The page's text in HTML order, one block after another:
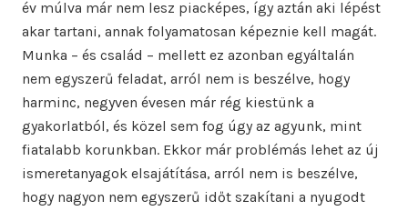
év múlva már nem lesz piacképes, így aztán aki lépést
akar tartani, annak folyamatosan képeznie kell magát.
Munka – és család – mellett ez azonban egyáltalán
nem egyszerű feladat, arról nem is beszélve, hogy
harminc, negyven évesen már rég kiestünk a
gyakorlatból, és közel sem fog úgy az agyunk, mint
fiatalabb korunkban. Ekkor már problémás lehet az új
ismeretanyagok elsajátítása, arról nem is beszélve,
hogy nagyon nem egyszerű időt szakítani a nyugodt